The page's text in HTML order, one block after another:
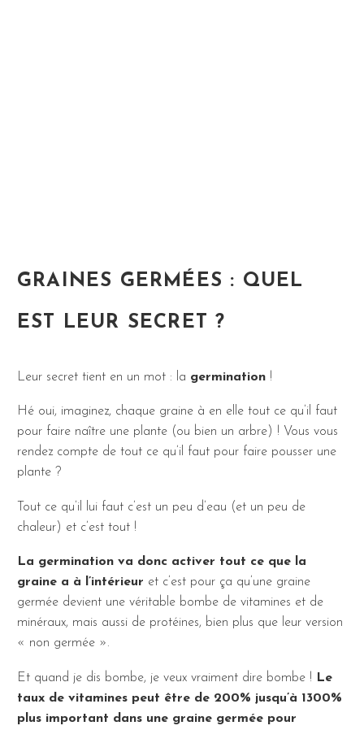
GRAINES GERMÉES : QUEL
EST LEUR SECRET ?
Leur secret tient en un mot : la germination !
Hé oui, imaginez, chaque graine à en elle tout ce qu’il faut
pour faire naître une plante (ou bien un arbre) ! Vous vous
rendez compte de tout ce qu’il faut pour faire pousser une
plante ?
Tout ce qu’il lui faut c’est un peu d’eau (et un peu de
chaleur) et c’est tout !
La germination va donc activer tout ce que la
graine a à l’intérieur et c’est pour ça qu’une graine
germée devient une véritable bombe de vitamines et de
minéraux, mais aussi de protéines, bien plus que leur version
« non germée ».
Et quand je dis bombe, je veux vraiment dire bombe !
Le
taux de vitamines peut être de 200% jusqu’à 1300%
plus important dans une graine germée pour